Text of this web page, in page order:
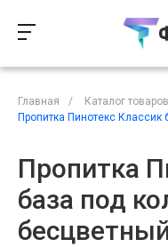
Главная / Каталог товаров
Пропитка Пинотекс Классик
Пропитка
база под